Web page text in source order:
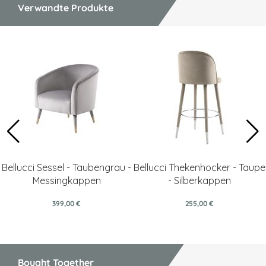
Verwandte Produkte
Bellucci Sessel - Taubengrau -
Messingkappen
399,00 €
Bellucci Thekenhocker - Taupe
- Silberkappen
255,00 €
Bought Together